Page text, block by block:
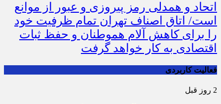
اتحاد و همدلی رمز پیروزی و عبور از موانع
است/ اتاق اصناف تهران تمام ظرفیت خود
را برای کاهش آلام هموطنان و حفظ ثبات
اقتصادی به کار خواهد گرفت
فعالیت کاربردی
2 روز قبل